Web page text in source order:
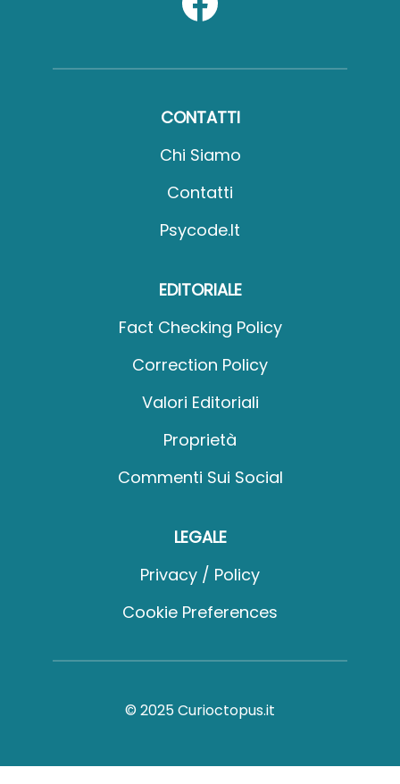
CONTATTI
Chi Siamo
Contatti
Psycode.it
EDITORIALE
Fact Checking Policy
Correction Policy
Valori Editoriali
Proprietà
Commenti Sui Social
LEGALE
Privacy / Policy
Cookie Preferences
© 2025 Curioctopus.it